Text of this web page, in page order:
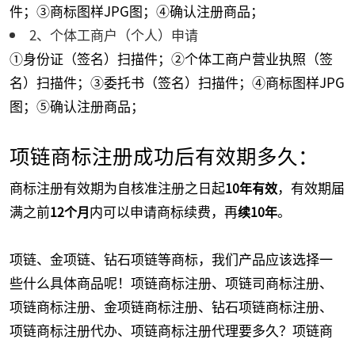
件；③商标图样JPG图；④确认注册商品；
2、个体工商户（个人）申请
①身份证（签名）扫描件；②个体工商户营业执照（签
名）扫描件；③委托书（签名）扫描件；④商标图样JPG
图；⑤确认注册商品；
项链商标注册成功后有效期多久：
商标注册有效期为自核准注册之日起10年有效，有效期届
满之前12个月内可以申请商标续费，再续10年。
项链、金项链、钻石项链等商标，我们产品应该选择一
些什么具体商品呢！项链商标注册、项链司商标注册、
项链商标注册、金项链商标注册、钻石项链商标注册、
项链商标注册代办、项链商标注册代理要多久？项链商